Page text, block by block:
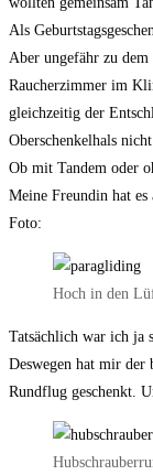
Als
Aber ungefähr zu dem
Raucherzimmer im
gleichzeitig der
Oberschenkelhals
Ob mit Tandem oder
Meine Freundin hat
Foto:
Hoch in den
Tatsächlich war ich ja
Deswegen hat mir der
Rundflug geschenkt.